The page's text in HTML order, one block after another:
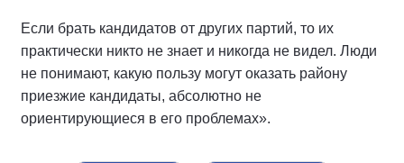
Если брать кандидатов от других партий, то их
практически никто не знает и никогда не видел. Люди
не понимают, какую пользу могут оказать району
приезжие кандидаты, абсолютно не
ориентирующиеся в его проблемах».